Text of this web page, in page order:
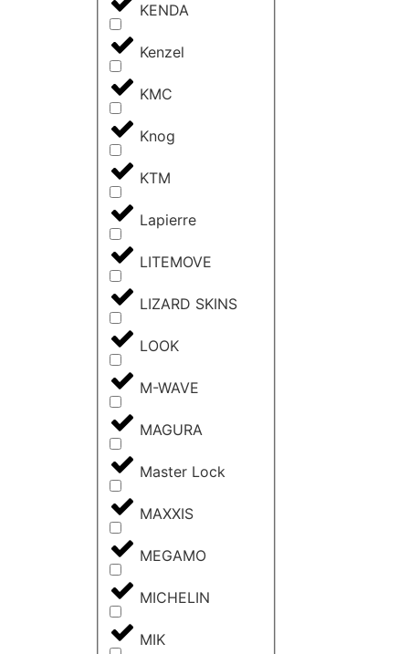
KENDA
Kenzel
KMC
Knog
KTM
Lapierre
LITEMOVE
LIZARD SKINS
LOOK
M-WAVE
MAGURA
Master Lock
MAXXIS
MEGAMO
MICHELIN
MIK